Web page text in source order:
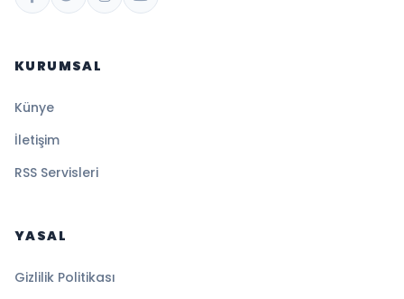
KURUMSAL
Künye
İletişim
RSS Servisleri
YASAL
Gizlilik Politikası